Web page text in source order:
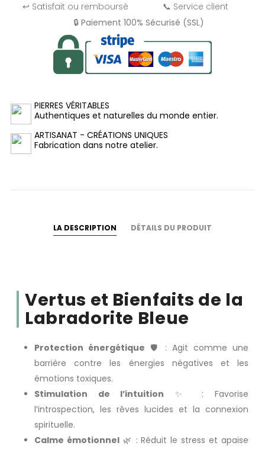
↩️ Satisfait ou remboursé
📞 Service client
🔒 Paiement 100% Sécurisé (SSL)
PIERRES VÉRITABLES
Authentiques et naturelles du monde entier.
ARTISANAT - CRÉATIONS UNIQUES
Fabrication dans notre atelier.
LA DESCRIPTION DÉTAILS DU PRODUIT
Vertus et Bienfaits de la
Labradorite Bleue
Protection énergétique 🛡️ : Agit comme une
barrière contre les énergies négatives et les
émotions toxiques.
Stimulation de l’intuition ✨ : Favorise
l’introspection, les rêves lucides et la connexion
spirituelle.
Calme émotionnel🌿 : Réduit le stress et apaise